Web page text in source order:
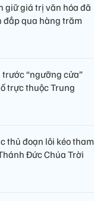
giữ giá trị văn hóa đã
đắp qua hàng trăm
trước “ngưỡng cửa”
trực thuộc Trung
thủ đoạn lôi kéo tham
Đức Chúa Trời